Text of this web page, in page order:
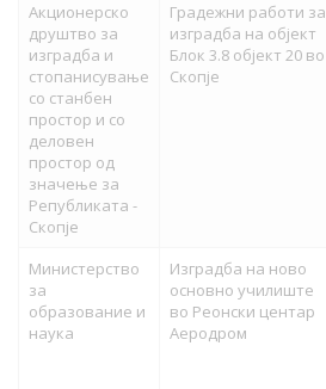
Акционерско
друштво за
изградба и
стопанисување
со станбен
простор и со
деловен
простор од
значење за
Републиката -
Скопје
Градежни работи за
изградба на објект
Блок 3.8 објект 20 во
Скопје
Министерство
за
образование и
наука
Изградба на ново
основно училиште
во Реонски центар
Аеродром